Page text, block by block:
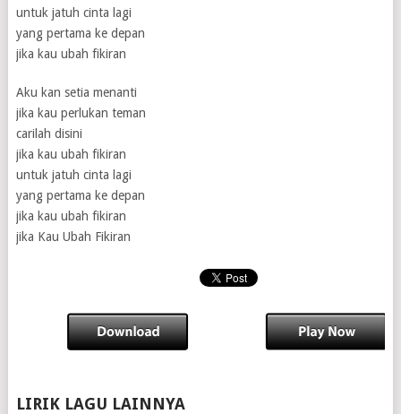
untuk jatuh cinta lagi
yang pertama ke depan
jika kau ubah fikiran
Aku kan setia menanti
jika kau perlukan teman
carilah disini
jika kau ubah fikiran
untuk jatuh cinta lagi
yang pertama ke depan
jika kau ubah fikiran
jika Kau Ubah Fikiran
LIRIK LAGU LAINNYA